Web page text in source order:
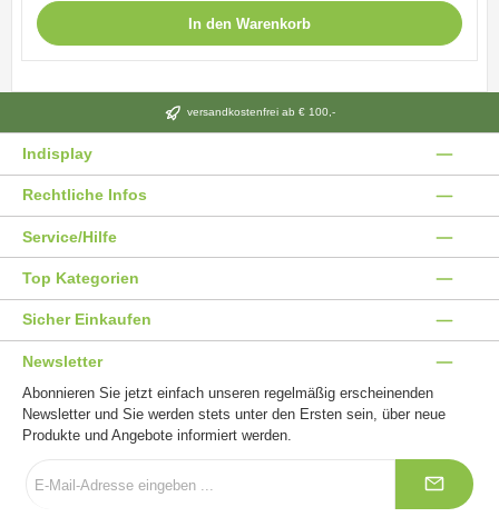
In den Warenkorb
versandkostenfrei ab € 100,-
Indisplay
Rechtliche Infos
Service/Hilfe
Top Kategorien
Sicher Einkaufen
Newsletter
Abonnieren Sie jetzt einfach unseren regelmäßig erscheinenden
Newsletter und Sie werden stets unter den Ersten sein, über neue
Produkte und Angebote informiert werden.
Mail-